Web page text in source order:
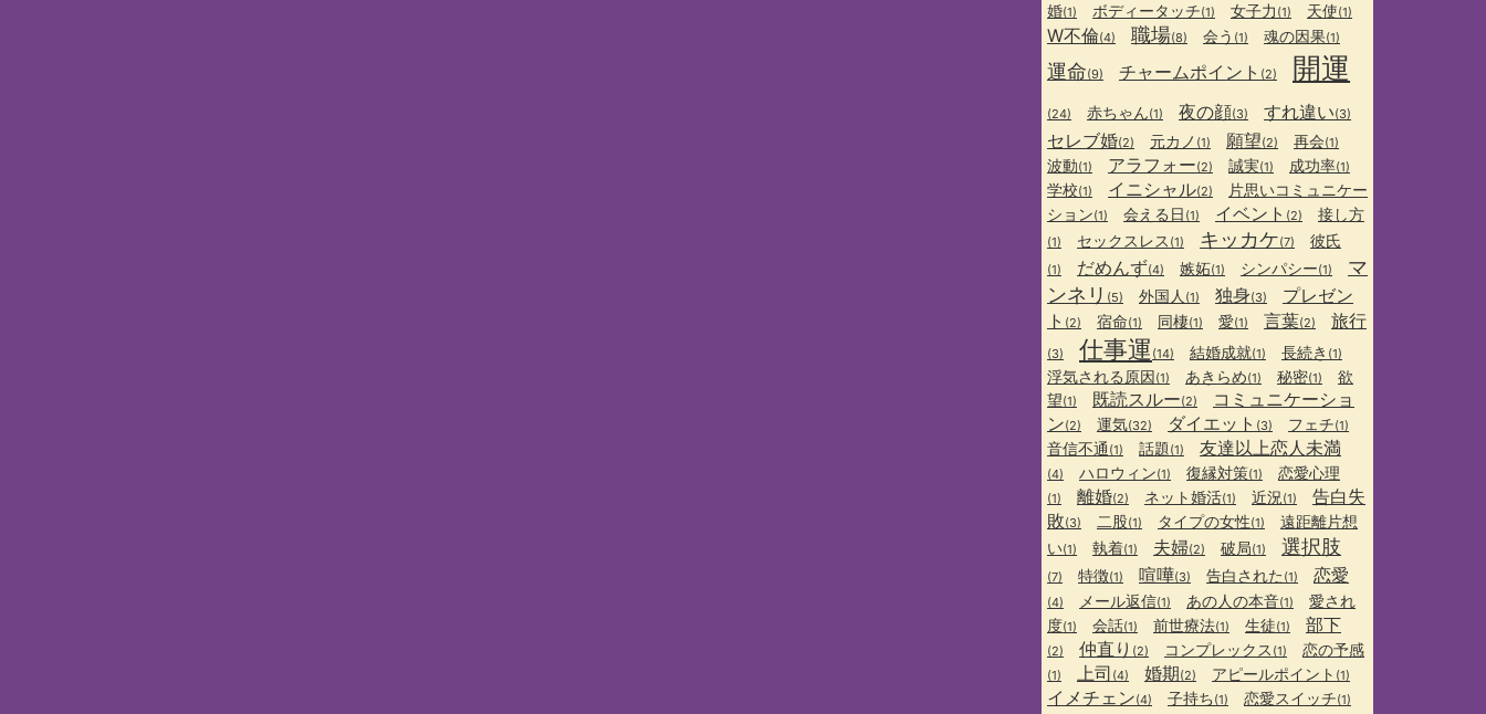
婚(1) ボディータッチ(1) 女子力 (1) 天使(1)
W不倫(4) 職場(8) 会う (1) 魂の因果(1)
運命(9) チャームポイント (2) 開運
(24) 赤ちゃん(1) 夜の顔(3) すれ違い(3)
セレブ婚(2) 元カノ (1) 願望(2) 再会(1)
波動(1) アラフォー(2) 誠実(1) 成功率(1)
学校(1) イニシャル(2)
片思いコミュニケー
ション(1) 会える日 (1) イベント (2) 接し方
(1) セックスレス (1) キッカケ(7) 彼氏
(1) だめんず(4) 嫉妬(1) シンパシー(1)
マ
ンネリ (5) 外国人 (1) 独身(3)
プレゼン
ト (2) 宿命(1) 同棲(1) 愛(1) 言葉(2) 旅行
(3) 仕事運 (14) 結婚成就(1) 長続き (1)
浮気される原因(1) あきらめ(1) 秘密(1)
欲
望(1) 既読スルー(2)
コミュニケーショ
ン(2) 運気(32) ダイエット (3) フェチ(1)
音信不通 (1) 話題(1) 友達以上恋人未満
(4) ハロウィン(1) 復縁対策(1) 恋愛心理
(1) 離婚(2) ネット婚活(1) 近況 (1)
告白失
敗(3) 二股(1) タイプの女性(1)
遠距離片想
い(1) 執着(1) 夫婦(2) 破局(1) 選択肢
(7) 特徴(1) 喧嘩(3) 告白された (1) 恋愛
(4) メール返信(1) あの人の本音(1)
愛され
度(1) 会話(1) 前世療法(1) 生徒(1) 部下
(2) 仲直り (2) コンプレックス (1) 恋の予感
(1) 上司 (4) 婚期(2) アピールポイント (1)
イメチェン(4) 子持ち(1) 恋愛スイッチ(1)